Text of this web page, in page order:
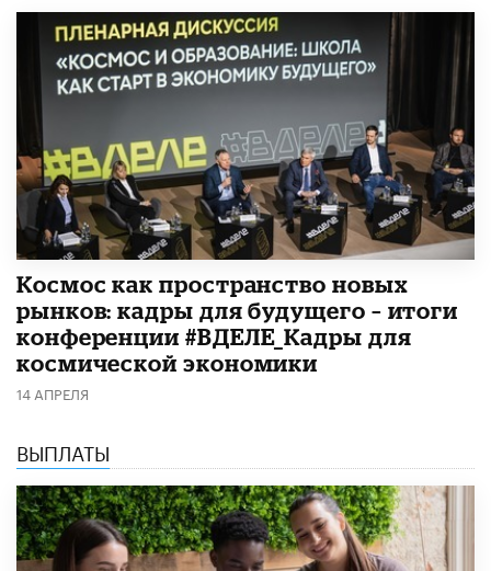
Космос как пространство новых
рынков: кадры для будущего – итоги
конференции #ВДЕЛЕ_Кадры для
космической экономики
14 АПРЕЛЯ
ВЫПЛАТЫ